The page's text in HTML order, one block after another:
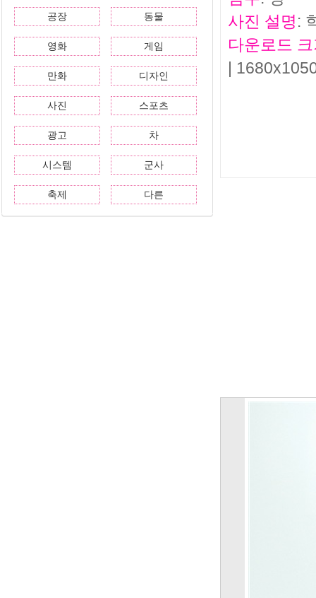
공장 동물
영화 게임
만화 디자인
사진 스포츠
광고 차
시스템 군사
축제 다른
사진 설명:
다운로드
|